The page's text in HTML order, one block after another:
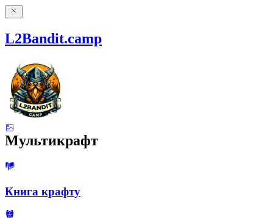
L2Bandit.camp
Мультикрафт
Книга крафту